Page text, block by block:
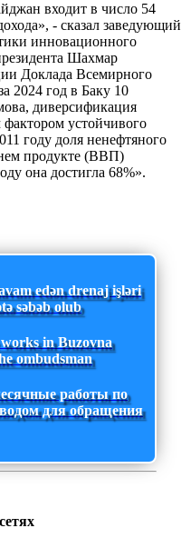
входит в число 54
- сказал заведующий
инновационного
Шахмар
Доклада Всемирного
2024 год в Баку 10
диверсификация
устойчивого
году доля ненефтяного
продукте (ВВП)
она достигла 68%».
edən drenaj işləri
səbəb olub
in Buzovna
ombudsman
работы по
для обращения